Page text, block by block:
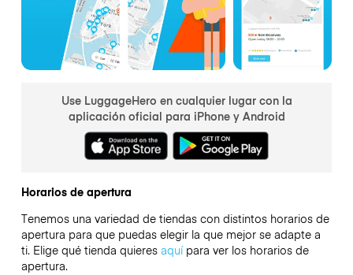
Use LuggageHero en cualquier lugar con la
aplicación oficial para iPhone y Android
Horarios de apertura
Tenemos una variedad de tiendas con distintos horarios de
apertura para que puedas elegir la que mejor se adapte a
ti. Elige qué tienda quieres aquípara ver los horarios de
apertura.